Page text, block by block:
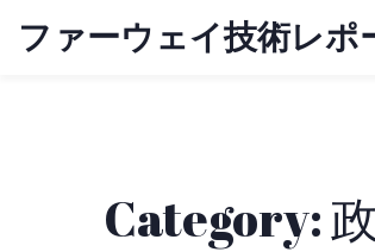
ファーウェイ技術レポ
Category: